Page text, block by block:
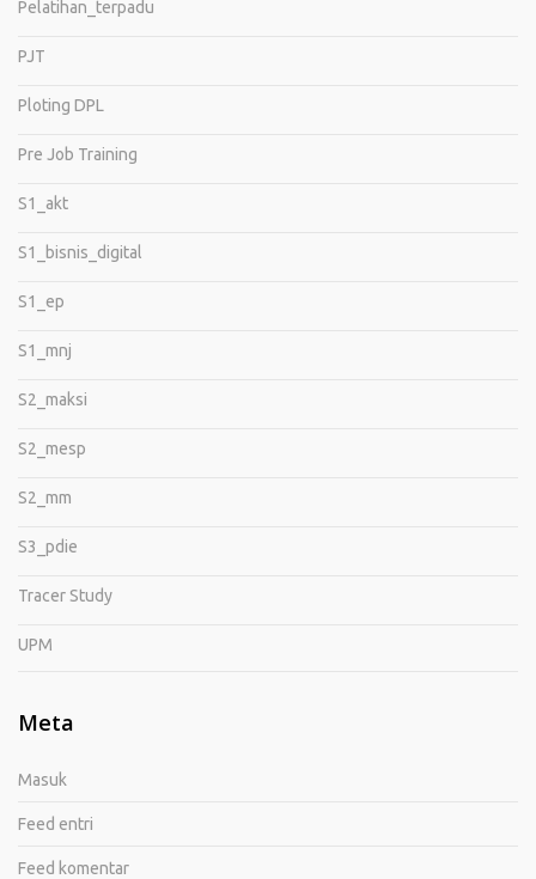
Pelatihan_terpadu
PJT
Ploting DPL
Pre Job Training
S1_akt
S1_bisnis_digital
S1_ep
S1_mnj
S2_maksi
S2_mesp
S2_mm
S3_pdie
Tracer Study
UPM
Meta
Masuk
Feed entri
Feed komentar